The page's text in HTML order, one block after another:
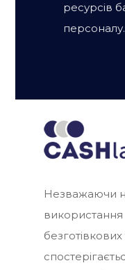
ресурсів
персоналу.
Незважаючи
використання